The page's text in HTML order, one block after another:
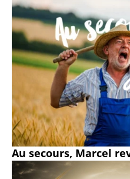
Au secours, Marcel